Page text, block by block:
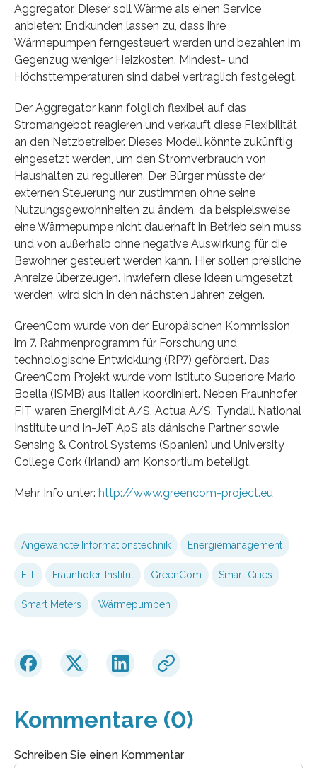
Aggregator. Dieser soll Wärme als einen Service
anbieten: Endkunden lassen zu, dass ihre
Wärmepumpen ferngesteuert werden und bezahlen im
Gegenzug weniger Heizkosten. Mindest- und
Höchsttemperaturen sind dabei vertraglich festgelegt.
Der Aggregator kann folglich flexibel auf das
Stromangebot reagieren und verkauft diese Flexibilität
an den Netzbetreiber. Dieses Modell könnte zukünftig
eingesetzt werden, um den Stromverbrauch von
Haushalten zu regulieren. Der Bürger müsste der
externen Steuerung nur zustimmen ohne seine
Nutzungsgewohnheiten zu ändern, da beispielsweise
eine Wärmepumpe nicht dauerhaft in Betrieb sein muss
und von außerhalb ohne negative Auswirkung für die
Bewohner gesteuert werden kann. Hier sollen preisliche
Anreize überzeugen. Inwiefern diese Ideen umgesetzt
werden, wird sich in den nächsten Jahren zeigen.
GreenCom wurde von der Europäischen Kommission
im 7. Rahmenprogramm für Forschung und
technologische Entwicklung (RP7) gefördert. Das
GreenCom Projekt wurde vom Istituto Superiore Mario
Boella (ISMB) aus Italien koordiniert. Neben Fraunhofer
FIT waren EnergiMidt A/S, Actua A/S, Tyndall National
Institute und In-JeT ApS als dänische Partner sowie
Sensing & Control Systems (Spanien) und University
College Cork (Irland) am Konsortium beteiligt.
Mehr Info unter: http://www.greencom-project.eu
Angewandte Informationstechnik Energiemanagement
FIT Fraunhofer-Institut GreenCom Smart Cities
Smart Meters Wärmepumpen
Kommentare (0)
Schreiben Sie einen Kommentar